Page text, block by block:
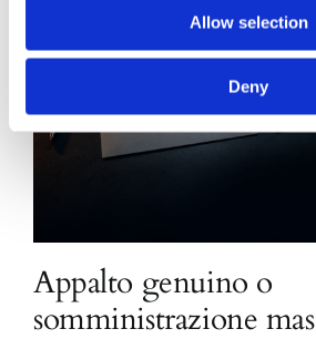
Allow selection
Deny
Appalto genuino o
somministrazione